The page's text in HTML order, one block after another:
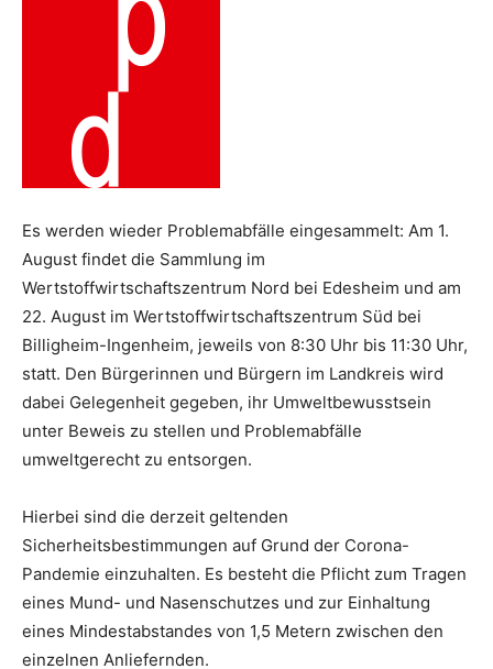
Es werden wieder Problemabfälle eingesammelt: Am 1.
August findet die Sammlung im
Wertstoffwirtschaftszentrum Nord bei Edesheim und am
22. August im Wertstoffwirtschaftszentrum Süd bei
Billigheim-Ingenheim, jeweils von 8:30 Uhr bis 11:30 Uhr,
statt. Den Bürgerinnen und Bürgern im Landkreis wird
dabei Gelegenheit gegeben, ihr Umweltbewusstsein
unter Beweis zu stellen und Problemabfälle
umweltgerecht zu entsorgen.
Hierbei sind die derzeit geltenden
Sicherheitsbestimmungen auf Grund der Corona-
Pandemie einzuhalten. Es besteht die Pflicht zum Tragen
eines Mund- und Nasenschutzes und zur Einhaltung
eines Mindestabstandes von 1,5 Metern zwischen den
einzelnen Anliefernden.